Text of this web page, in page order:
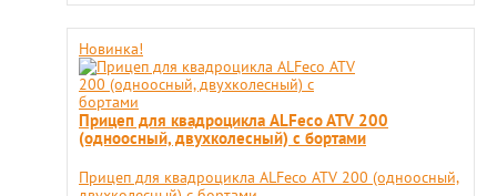
Новинка!
Прицеп для квадроцикла ALFeco ATV 200
(одноосный, двухколесный) с бортами
Прицеп для квадроцикла ALFeco ATV 200 (одноосный,